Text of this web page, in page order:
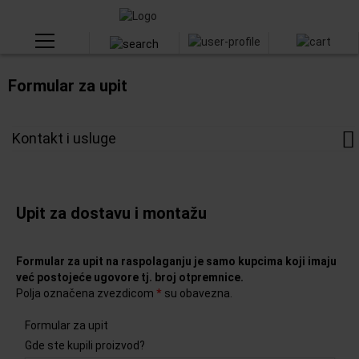
Formular za upit
Kontakt i usluge
Upit za dostavu i montažu
Formular za upit na raspolaganju je samo kupcima koji imaju
već postojeće ugovore tj. broj otpremnice.
Polja označena zvezdicom * su obavezna.
Formular za upit
Gde ste kupili proizvod?